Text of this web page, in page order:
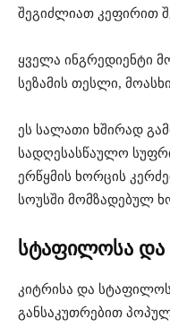
შეგიძლიათ კეფირით
ყველა ინგრედიენტი
სეზამის თესლი,
ეს სალათი ხშირად
სადღესასწაულო
ერწყმის ხორცის
სოუსში მომზადებულ
სტაფილოსა და
კიტრისა და
განსაკუთრებით